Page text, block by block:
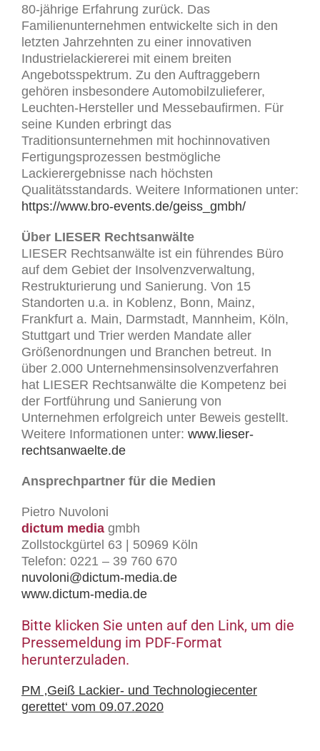
80-jährige Erfahrung zurück. Das
Familienunternehmen entwickelte sich in den
letzten Jahrzehnten zu einer innovativen
Industrielackiererei mit einem breiten
Angebotsspektrum. Zu den Auftraggebern
gehören insbesondere Automobilzulieferer,
Leuchten-Hersteller und Messebaufirmen. Für
seine Kunden erbringt das
Traditionsunternehmen mit hochinnovativen
Fertigungsprozessen bestmögliche
Lackierergebnisse nach höchsten
Qualitätsstandards. Weitere Informationen unter:
https://www.bro-events.de/geiss_gmbh/
Über LIESER Rechtsanwälte
LIESER Rechtsanwälte ist ein führendes Büro
auf dem Gebiet der Insolvenzverwaltung,
Restrukturierung und Sanierung. Von 15
Standorten u.a. in Koblenz, Bonn, Mainz,
Frankfurt a. Main, Darmstadt, Mannheim, Köln,
Stuttgart und Trier werden Mandate aller
Größenordnungen und Branchen betreut. In
über 2.000 Unternehmensinsolvenzverfahren
hat LIESER Rechtsanwälte die Kompetenz bei
der Fortführung und Sanierung von
Unternehmen erfolgreich unter Beweis gestellt.
Weitere Informationen unter: www.lieser-
rechtsanwaelte.de
Ansprechpartner für die Medien
Pietro Nuvoloni
dictum media gmbh
Zollstockgürtel 63 | 50969 Köln
Telefon: 0221 – 39 760 670
nuvoloni@dictum-media.de
www.dictum-media.de
Bitte klicken Sie unten auf den Link, um die
Pressemeldung im PDF-Format
herunterzuladen.
PM ‚Geiß Lackier- und Technologiecenter
gerettet‘ vom 09.07.2020